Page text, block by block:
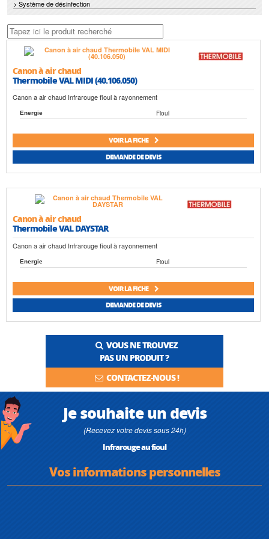
> Système de désinfection
Canon à air chaud
Thermobile VAL MIDI (40.106.050)
Canon a air chaud Infrarouge fioul à rayonnement
Energie Fioul
VOIR LA FICHE
DEMANDE DE DEVIS
Canon à air chaud
Thermobile VAL DAYSTAR
Canon a air chaud Infrarouge fioul à rayonnement
Energie Fioul
VOIR LA FICHE
DEMANDE DE DEVIS
VOUS NE TROUVEZ
PAS UN PRODUIT ?
CONTACTEZ-NOUS !
Je souhaite un devis
(Recevez votre devis sous 24h)
Infrarouge au fioul
Vos informations personnelles